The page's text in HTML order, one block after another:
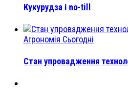
Кукурудза і no-till
Агрономія Сьогодні
Стан упровадження